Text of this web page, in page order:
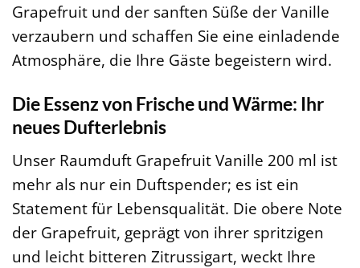
Grapefruit und der sanften Süße der Vanille
verzaubern und schaffen Sie eine einladende
Atmosphäre, die Ihre Gäste begeistern wird.
Die Essenz von Frische und Wärme: Ihr
neues Dufterlebnis
Unser Raumduft Grapefruit Vanille 200 ml ist
mehr als nur ein Duftspender; es ist ein
Statement für Lebensqualität. Die obere Note
der Grapefruit, geprägt von ihrer spritzigen
und leicht bitteren Zitrussigart, weckt Ihre